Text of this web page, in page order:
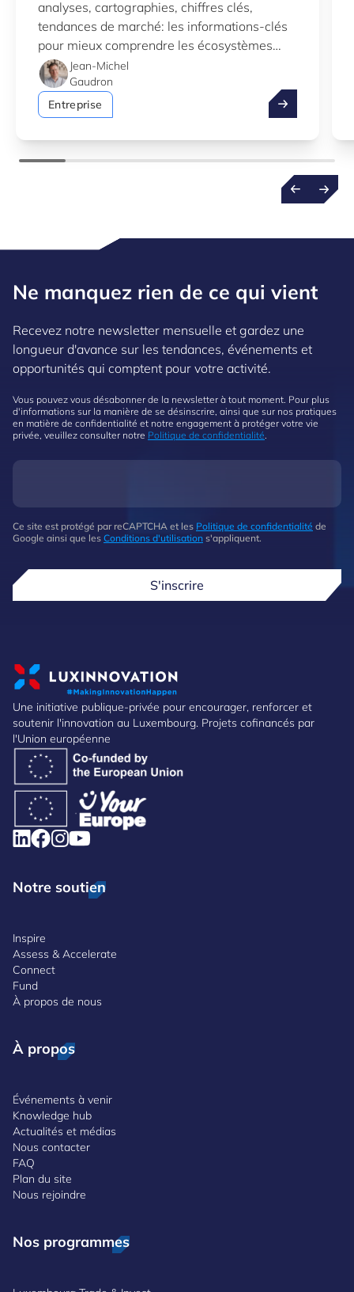
analyses, cartographies, chiffres clés,
tendances de marché: les informations-clés
pour mieux comprendre les écosystèmes
d’innovation au Luxembourg.
Jean-Michel
Gaudron
Entreprise
Profitez de
Ne manquez rien de ce qui vient
Recevez notre newsletter mensuelle et gardez une
longueur d'avance sur les tendances, événements et
opportunités qui comptent pour votre activité.
Vous pouvez vous désabonner de la newsletter à tout moment. Pour plus
d'informations sur la manière de se désinscrire, ainsi que sur nos pratiques
en matière de confidentialité et notre engagement à protéger votre vie
privée, veuillez consulter notre Politique de confidentialité.
Ce site est protégé par reCAPTCHA et les Politique de confidentialité de
Google ainsi que les Conditions d'utilisation s'appliquent.
S'inscrire
Une initiative publique-privée pour encourager, renforcer et
soutenir l'innovation au Luxembourg. Projets cofinancés par
l'Union européenne
Notre soutien
Inspire
Assess & Accelerate
Connect
Fund
À propos de nous
À propos
Événements à venir
Knowledge hub
Actualités et médias
Nous contacter
FAQ
Plan du site
Nous rejoindre
Nos programmes